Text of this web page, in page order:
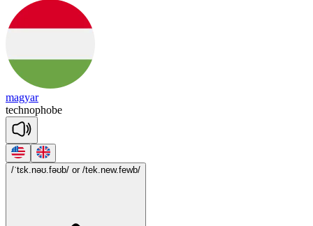
magyar
technophobe
/ˈtɛk.nəʊ.fəʊb/ or /tek.new.fewb/